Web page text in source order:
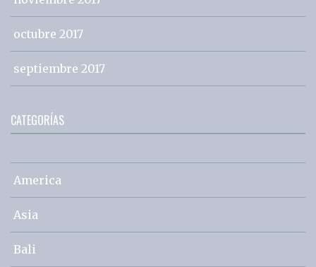
octubre 2017
septiembre 2017
CATEGORÍAS
America
Asia
Bali